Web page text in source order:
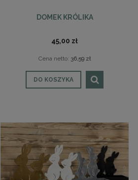
DOMEK KRÓLIKA
45,00 zł
Cena netto: 36,59 zł
DO KOSZYKA